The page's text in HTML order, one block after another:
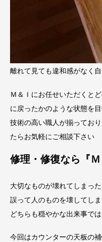
離れて見ても違和感がなく
Ｍ＆Ｉにお任せいただくと
に戻ったかのような状態を
技術の高い職人が揃ってお
たらお気軽にご相談下さい
修理・修復なら『
大切なものが壊れてしまった
誤って人のものを壊してしま
どちらも穏やかな出来事で
今回はカウンターの天板の